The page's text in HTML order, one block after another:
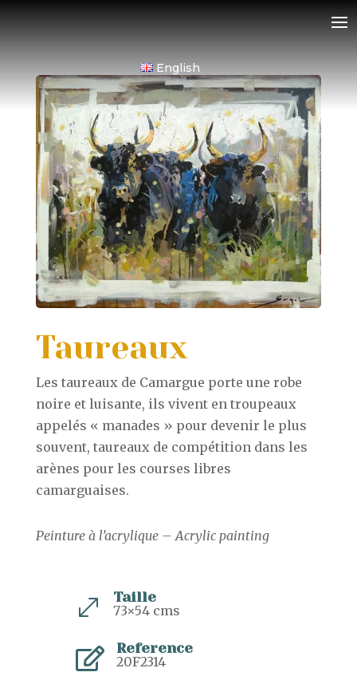
English
Taureaux
Les taureaux de Camargue porte une robe
noire et luisante, ils vivent en troupeaux
appelés « manades » pour devenir le plus
souvent, taureaux de compétition dans les
arènes pour les courses libres
camarguaises.
Peinture à l’acrylique – Acrylic painting
.
Taille
73×54 cms

Reference
20F2314